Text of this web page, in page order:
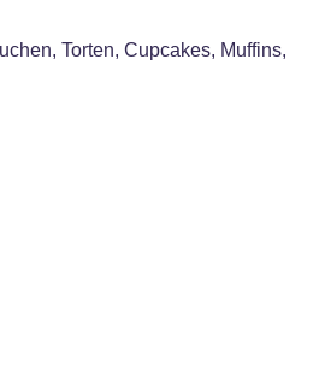
Torten, Cupcakes, Muffins,